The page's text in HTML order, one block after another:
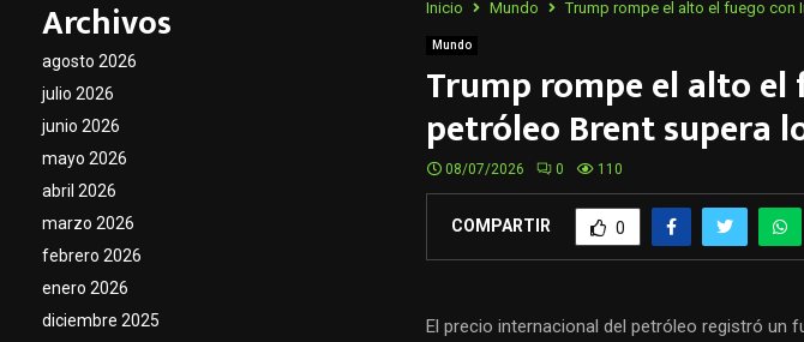
Inicio Mundo Trump rompe el alto el fuego con
Mundo
Trump rompe el alto el
petróleo Brent supera
08/07/2026 0 110
COMPARTIR 0
El precio internacional del petróleo registró un
Archivos
agosto 2026
julio 2026
junio 2026
mayo 2026
abril 2026
marzo 2026
febrero 2026
enero 2026
diciembre 2025